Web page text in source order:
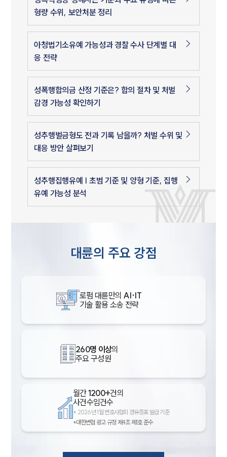
형량 수위, 보안처분 정리
아청법기소유예 가능성과 경찰 수사 단계별 대
응 전략
성폭행합의금 산정 기준은? 합의 절차 및 처벌
감경 가능성 확인하기
성추행벌금형도 전과 기록 남을까? 처벌 수위 및
대응 방안 살펴보기
성추행집행유예 | 초범 기준 및 양형 기준, 집행
유예 가능성 분석
대륜의 주요 강점
로펌 대륜만의 AI·IT
기술 활용 소송 전략
260명 이상의
주요 구성원
월간1200+건의
사건수임건수
* 2026년 1월 변호사협회 경유증표 발급 기준
*대한변협 광고 규정 제4조 제1호 준수